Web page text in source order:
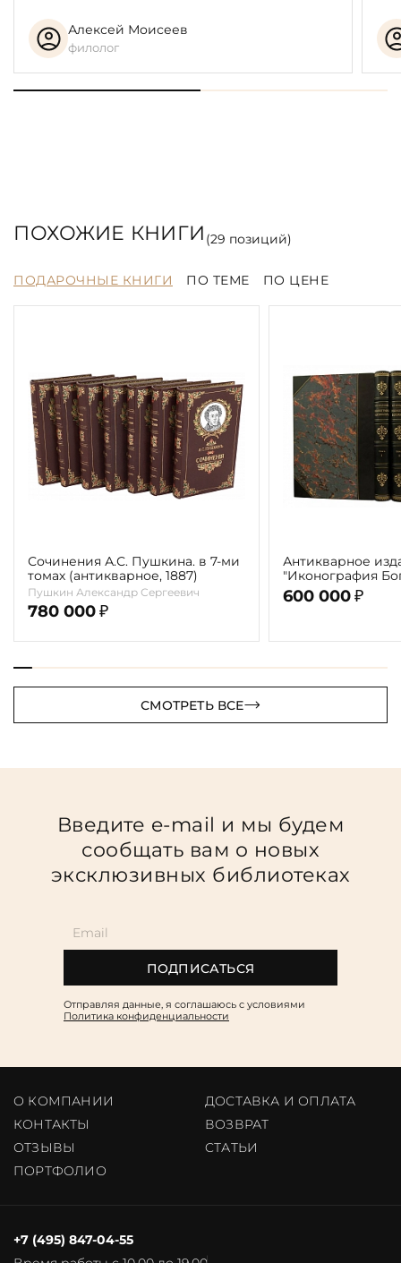
Алексей Моисеев
филолог
ПОХОЖИЕ КНИГИ (29 позиций)
ПОДАРОЧНЫЕ КНИГИ ПО ТЕМЕ ПО ЦЕНЕ
Сочинения А.С. Пушкина. в 7-ми
томах (антикварное, 1887)
Пушкин Александр Сергеевич
780 000 ₽
Антикварное
"Иконография
г. (в 2-х томах с
автора)
600 000 ₽
СМОТРЕТЬ ВСЕ
Введите e-mail и мы будем
сообщать вам о новых
эксклюзивных библиотеках
ПОДПИСАТЬСЯ
Отправляя данные, я соглашаюсь c условиями
Политика конфиденциальности
О КОМПАНИИ
ДОСТАВКА И ОПЛАТА
КОНТАКТЫ
ВОЗВРАТ
ОТЗЫВЫ
CТАТЬИ
ПОРТФОЛИО
+7 (495) 847-04-55